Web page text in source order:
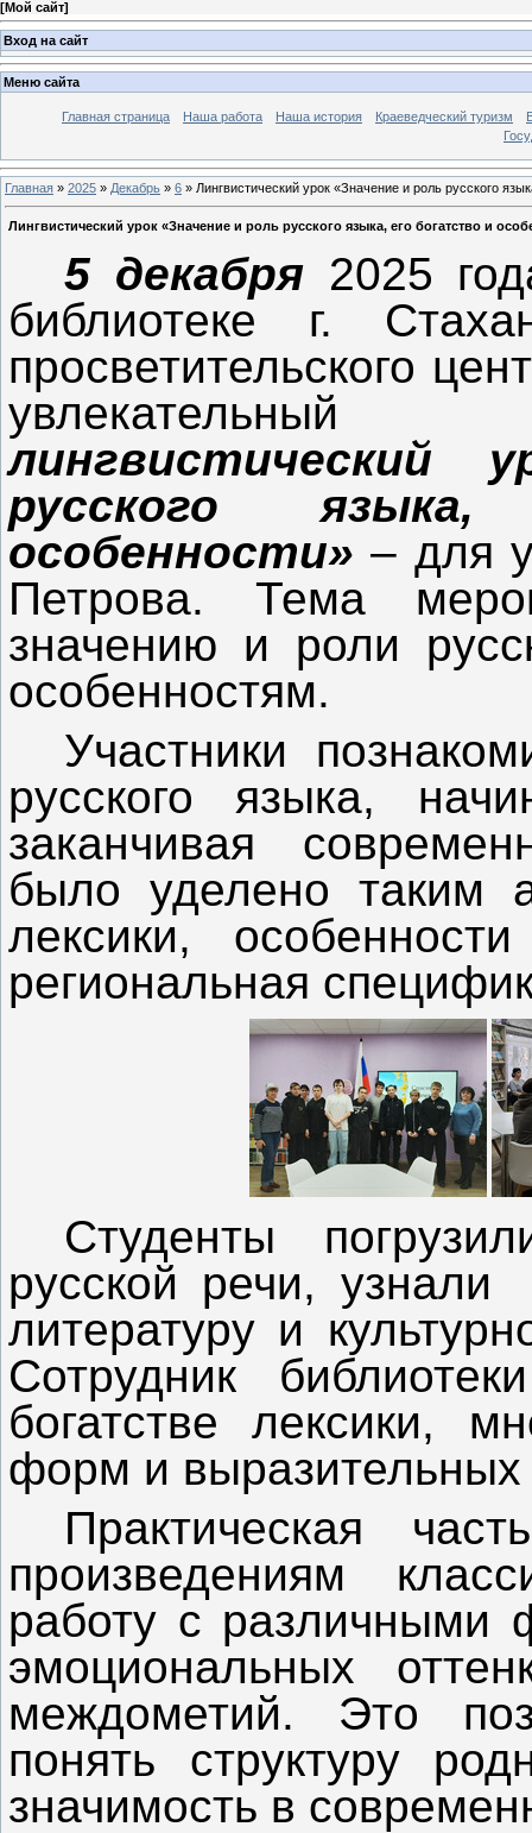
[Мой сайт]
Вход на сайт
Меню сайта
Главная страница Наша работа Наша история Краеведческий туризм
Главная » 2025 » Декабрь » 6 » Лингвистический урок «Значение и роль русского
Лингвистический урок «Значение и роль русского языка, его богатство и
5 декабря2025
библиотеке г.
просветительского
лингвистический
русского
особенности» – для
Петрова. Тема
значению и роли
особенностям.
‎Участники
русского языка,
заканчивая
было уделено таким
лексики,
региональная
‎Студенты
русской речи,
литературу и
Сотрудник
богатстве лексики,
форм и выразительных
‎Практическая
произведениям
работу с
эмоциональных
междометий. Это
понять структуру
значимость в